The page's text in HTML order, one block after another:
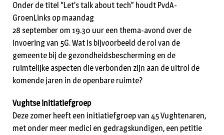
Onder de titel “Let’s talk about tech” houdt PvdA-
GroenLinks op maandag
28 september om 19.30 uur een thema-avond over de
invoering van 5G. Wat is bijvoorbeeld de rol van de
gemeente bij de gezondheidsbescherming en de
ruimtelijke aspecten die verbonden zijn aan de uitrol de
komende jaren in de openbare ruimte?
Vughtse initiatiefgroep
Deze zomer heeft een initiatiefgroep van 45 Vughtenaren,
met onder meer medici en gedragskundigen, een petitie